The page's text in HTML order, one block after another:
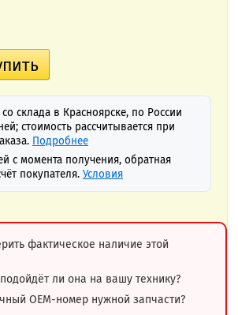
склада в Красноярске, по России
стоимость рассчитывается при
Подробнее
с момента получения, обратная
покупателя. Условия
фактическое наличие этой
ли она на вашу технику?
OEM-номер нужной запчасти?